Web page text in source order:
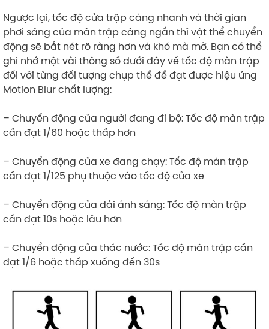
Ngược lại, tốc độ cửa trập càng nhanh và thời gian
phơi sáng của màn trập càng ngắn thì vật thể chuyển
động sẽ bắt nét rõ ràng hơn và khó mà mờ. Bạn có thể
ghi nhớ một vài thông số dưới đây về tốc độ màn trập
đối với từng đối tượng chụp thể để đạt được hiệu ứng
Motion Blur chất lượng:
– Chuyển động của người đang đi bộ: Tốc độ màn trập
cần đạt 1/60 hoặc thấp hơn
– Chuyển động của xe đang chạy: Tốc độ màn trập
cần đạt 1/125 phụ thuộc vào tốc độ của xe
– Chuyển động của dải ánh sáng: Tốc độ màn trập
cần đạt 10s hoặc lâu hơn
– Chuyển động của thác nước: Tốc độ màn trập cần
đạt 1/6 hoặc thấp xuống đến 30s